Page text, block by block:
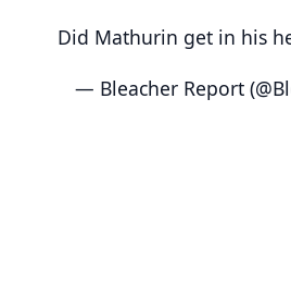
Did Mathurin get in his
— Bleacher Report